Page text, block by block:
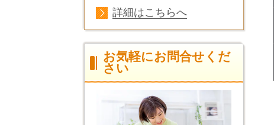
詳細はこちらへ
お気軽にお問合せくだ
さい